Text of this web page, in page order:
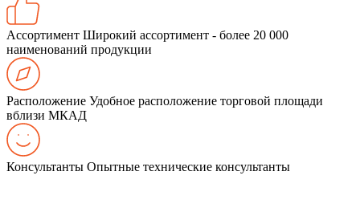
Ассортимент Широкий ассортимент - более 20 000
наименований продукции
Расположение Удобное расположение торговой площади
вблизи МКАД
Консультанты Опытные технические консультанты